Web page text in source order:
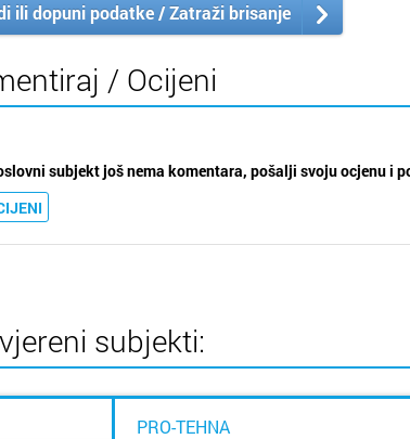
ili dopuni podatke / Zatraži brisanje
/ Ocijeni
subjekt još nema komentara, pošalji svoju ocjenu i
subjekti:
PRO-TEHNA